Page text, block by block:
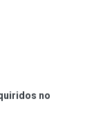
no